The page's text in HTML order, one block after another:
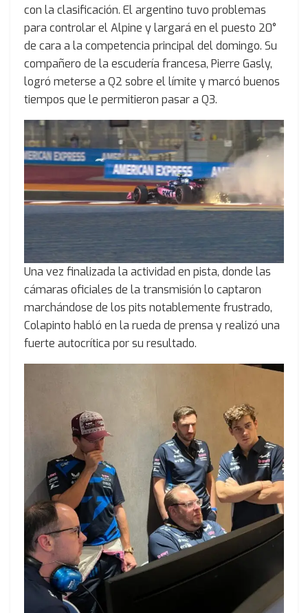
con la clasificación. El argentino tuvo problemas
para controlar el Alpine y largará en el puesto 20°
de cara a la competencia principal del domingo. Su
compañero de la escudería francesa, Pierre Gasly,
logró meterse a Q2 sobre el límite y marcó buenos
tiempos que le permitieron pasar a Q3.
Una vez finalizada la actividad en pista, donde las
cámaras oficiales de la transmisión lo captaron
marchándose de los pits notablemente frustrado,
Colapinto habló en la rueda de prensa y realizó una
fuerte autocrítica por su resultado.